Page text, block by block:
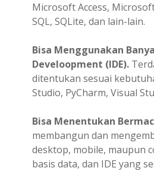
Microsoft Access,
SQL, SQLite, dan lain-lain.
Bisa Menggunakan
Develoopment (IDE).
ditentukan sesuai
Studio, PyCharm, Visual
Bisa Menentukan
membangun dan
desktop, mobile, maupun
basis data, dan IDE yang